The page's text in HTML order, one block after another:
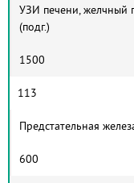
УЗИ печени, желчный
(подг.)
1500
113
Предстательная
600